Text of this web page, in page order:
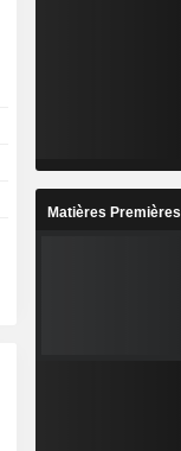
Matières Premières